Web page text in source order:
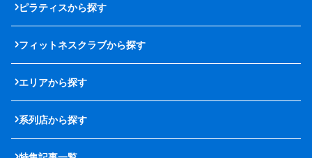
ピラティスから探す
フィットネスクラブから探す
エリアから探す
系列店から探す